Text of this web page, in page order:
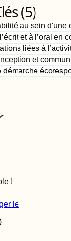
(5)
au sein
et à l’oral en
liées à
et
démarche
!
le
)